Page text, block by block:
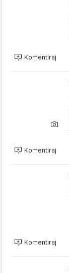
Komentiraj
Komentiraj
Komentiraj